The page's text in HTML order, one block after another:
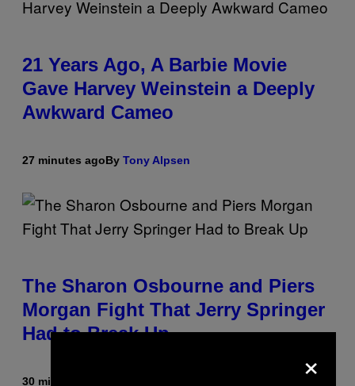
21 Years Ago, A Barbie Movie
Gave Harvey Weinstein a Deeply
Awkward Cameo
27 minutes agoBy Tony Alpsen
The Sharon Osbourne and Piers
Morgan Fight That Jerry Springer
Had to Break Up
30 minutes ago ×